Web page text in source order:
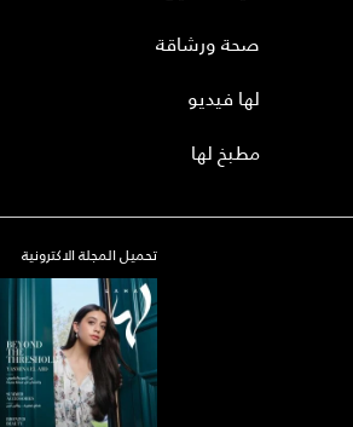
صحة ورشاقة
لها فيديو
مطبخ لها
تحميل المجلة الاكترونية